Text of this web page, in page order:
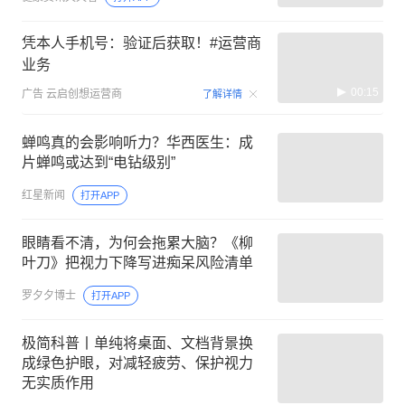
凭本人手机号：验证后获取！#运营商
业务
广告 云启创想运营商 了解详情 00:15
蝉鸣真的会影响听力？华西医生：成
片蝉鸣或达到“电钻级别”
红星新闻 打开APP
眼睛看不清，为何会拖累大脑？《柳
叶刀》把视力下降写进痴呆风险清单
罗夕夕博士 打开APP
极简科普丨单纯将桌面、文档背景换
成绿色护眼，对减轻疲劳、保护视力
无实质作用